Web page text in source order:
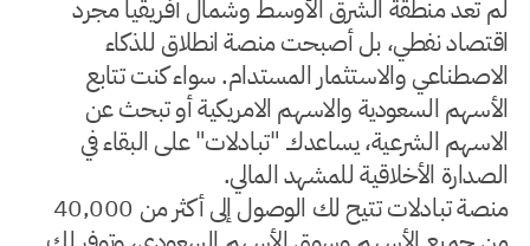
لم تعد منطقة الشرق الأوسط وشمال أفريقيا مجرد
اقتصاد نفطي، بل أصبحت منصة انطلاق للذكاء
الاصطناعي والاستثمار المستدام. سواء كنت تتابع
الأسهم السعودية والاسهم الامريكية أو تبحث عن
الاسهم الشرعية، يساعدك "تبادلات" على البقاء في
الصدارة الأخلاقية للمشهد المالي.
منصة تبادلات تتيح لك الوصول إلى أكثر من 40,000